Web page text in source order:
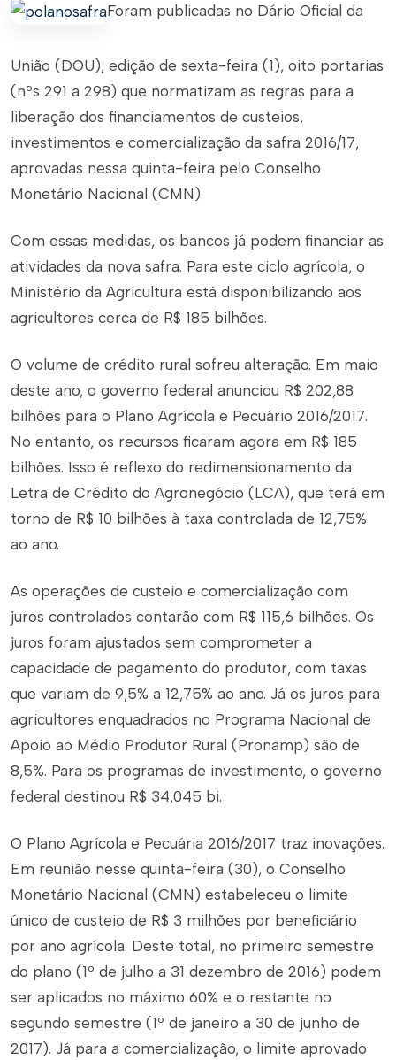
Foram publicadas no Dário Oficial da
União (DOU), edição de sexta-feira (1), oito portarias
(nºs 291 a 298) que normatizam as regras para a
liberação dos financiamentos de custeios,
investimentos e comercialização da safra 2016/17,
aprovadas nessa quinta-feira pelo Conselho
Monetário Nacional (CMN).
Com essas medidas, os bancos já podem financiar as
atividades da nova safra. Para este ciclo agrícola, o
Ministério da Agricultura está disponibilizando aos
agricultores cerca de R$ 185 bilhões.
O volume de crédito rural sofreu alteração. Em maio
deste ano, o governo federal anunciou R$ 202,88
bilhões para o Plano Agrícola e Pecuário 2016/2017.
No entanto, os recursos ficaram agora em R$ 185
bilhões. Isso é reflexo do redimensionamento da
Letra de Crédito do Agronegócio (LCA), que terá em
torno de R$ 10 bilhões à taxa controlada de 12,75%
ao ano.
As operações de custeio e comercialização com
juros controlados contarão com R$ 115,6 bilhões. Os
juros foram ajustados sem comprometer a
capacidade de pagamento do produtor, com taxas
que variam de 9,5% a 12,75% ao ano. Já os juros para
agricultores enquadrados no Programa Nacional de
Apoio ao Médio Produtor Rural (Pronamp) são de
8,5%. Para os programas de investimento, o governo
federal destinou R$ 34,045 bi.
O Plano Agrícola e Pecuária 2016/2017 traz inovações.
Em reunião nesse quinta-feira (30), o Conselho
Monetário Nacional (CMN) estabeleceu o limite
único de custeio de R$ 3 milhões por beneficiário
por ano agrícola. Deste total, no primeiro semestre
do plano (1º de julho a 31 dezembro de 2016) podem
ser aplicados no máximo 60% e o restante no
segundo semestre (1º de janeiro a 30 de junho de
2017). Já para a comercialização, o limite aprovado